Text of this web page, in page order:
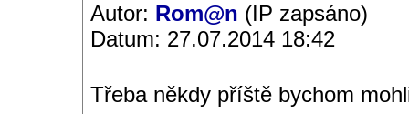
Autor: Rom@n (IP zapsáno)
Datum: 27.07.2014 18:42
Třeba někdy příště bychom